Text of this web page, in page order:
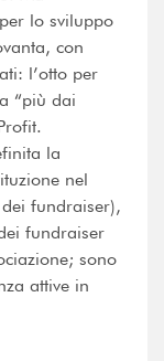
lo sviluppo
con
l’otto per
“più dai
la
nel
fundraiser),
fundraiser
sono
attive in